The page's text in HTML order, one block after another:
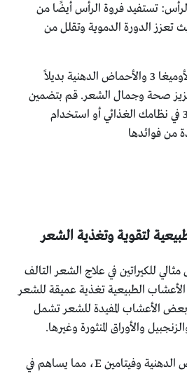
تستفيد فروة الرأس أيضًا من
3، حيث تعزز الدورة الدموية وتقلل من
باختصار، يُعد استهلاك الأوميغا 3 والأحماض الدهنية بديلاً
صحة وجمال الشعر. قم بتضمين
الأطعمة الغنية بالأوميغا 3 في نظامك الغذائي أو استخدام
من فوائدها
لتقوية وتغذية الشعر
للكيراتين في علاج الشعر التالف
الطبيعية تغذية عميقة للشعر
الأعشاب المفيدة للشعر تشمل
والأوراق المنثورة وغيرها.
غني بالأحماض الدهنية وفيتامين E، مما يساهم في